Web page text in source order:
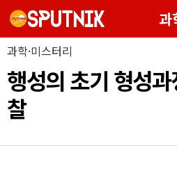
과
과학·미스터리
행성의 초기 형성
찰